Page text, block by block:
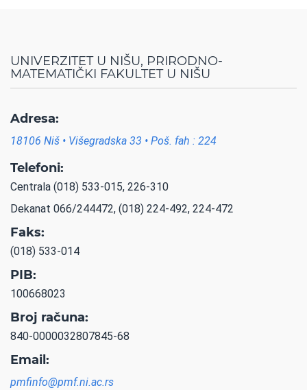
UNIVERZITET U NIŠU, PRIRODNO-
MATEMATIČKI FAKULTET U NIŠU
Adresa:
18106 Niš • Višegradska 33 • Poš. fah : 224
Telefoni:
Centrala (018) 533-015, 226-310
Dekanat 066/244472, (018) 224-492, 224-472
Faks:
(018) 533-014
PIB:
100668023
Broj računa:
840-0000032807845-68
Email:
pmfinfo@pmf.ni.ac.rs